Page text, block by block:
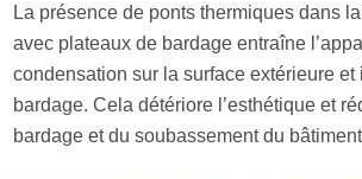
La présence de ponts thermiques dans
avec plateaux de bardage entraîne
condensation sur la surface extérieure et
bardage. Cela détériore l’esthétique et
bardage et du soubassement du